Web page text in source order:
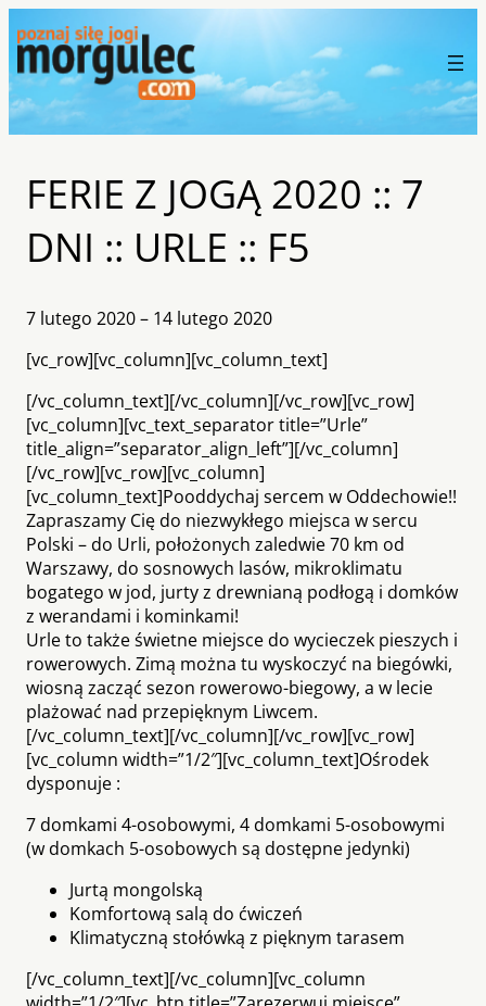
FERIE Z JOGĄ 2020 :: 7
DNI :: URLE :: F5
7 lutego 2020 – 14 lutego 2020
[vc_row][vc_column][vc_column_text]
[/vc_column_text][/vc_column][/vc_row][vc_row]
[vc_column][vc_text_separator title=”Urle”
title_align=”separator_align_left”][/vc_column]
[/vc_row][vc_row][vc_column]
[vc_column_text]Pooddychaj sercem w Oddechowie!!
Zapraszamy Cię do niezwykłego miejsca w sercu
Polski – do Urli, położonych zaledwie 70 km od
Warszawy, do sosnowych lasów, mikroklimatu
bogatego w jod, jurty z drewnianą podłogą i domków
z werandami i kominkami!
Urle to także świetne miejsce do wycieczek pieszych i
rowerowych. Zimą można tu wyskoczyć na biegówki,
wiosną zacząć sezon rowerowo-biegowy, a w lecie
plażować nad przepięknym Liwcem.
[/vc_column_text][/vc_column][/vc_row][vc_row]
[vc_column width=”1/2″][vc_column_text]Ośrodek
dysponuje :
7 domkami 4-osobowymi, 4 domkami 5-osobowymi
(w domkach 5-osobowych są dostępne jedynki)
Jurtą mongolską
Komfortową salą do ćwiczeń
Klimatyczną stołówką z pięknym tarasem
[/vc_column_text][/vc_column][vc_column